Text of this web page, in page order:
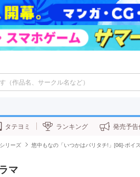
タテヨミ ランキング 発売予告
リーズ 悠中もなの「いつかはバリタチ!」[06]-ボイ
マ